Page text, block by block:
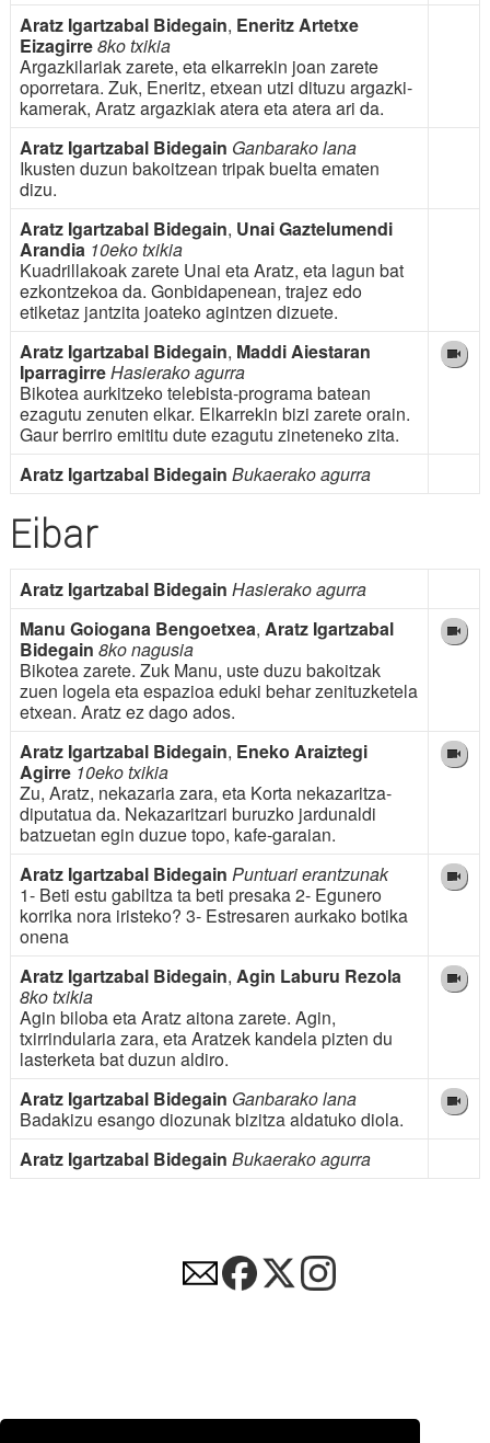
Aratz Igartzabal Bidegain, Eneritz Artetxe
Eizagirre8ko txikia
Argazkilariak zarete, eta elkarrekin joan zarete
oporretara. Zuk, Eneritz, etxean utzi dituzu argazki-
kamerak, Aratz argazkiak atera eta atera ari da.
Aratz Igartzabal Bidegain Ganbarako lana
Ikusten duzun bakoitzean tripak buelta ematen
dizu.
Aratz Igartzabal Bidegain, Unai Gaztelumendi
Arandia 10eko txikia
Kuadrillakoak zarete Unai eta Aratz, eta lagun bat
ezkontzekoa da. Gonbidapenean, trajez edo
etiketaz jantzita joateko agintzen dizuete.
Aratz Igartzabal Bidegain, Maddi Aiestaran
IparragirreHasierako agurra
Bikotea aurkitzeko telebista-programa batean
ezagutu zenuten elkar. Elkarrekin bizi zarete orain.
Gaur berriro emititu dute ezagutu zineteneko zita.
Aratz Igartzabal Bidegain Bukaerako agurra
Eibar
Aratz Igartzabal Bidegain Hasierako agurra
Manu Goiogana Bengoetxea, Aratz Igartzabal
Bidegain 8ko nagusia
Bikotea zarete. Zuk Manu, uste duzu bakoitzak
zuen logela eta espazioa eduki behar zenituzketela
etxean. Aratz ez dago ados.
Aratz Igartzabal Bidegain, Eneko Araiztegi
Agirre 10eko txikia
Zu, Aratz, nekazaria zara, eta Korta nekazaritza-
diputatua da. Nekazaritzari buruzko jardunaldi
batzuetan egin duzue topo, kafe-garaian.
Aratz Igartzabal Bidegain Puntuari erantzunak
1- Beti estu gabiltza ta beti presaka 2- Egunero
korrika nora iristeko? 3- Estresaren aurkako botika
onena
Aratz Igartzabal Bidegain, Agin Laburu Rezola
8ko txikia
Agin biloba eta Aratz aitona zarete. Agin,
txirrindularia zara, eta Aratzek kandela pizten du
lasterketa bat duzun aldiro.
Aratz Igartzabal Bidegain Ganbarako lana
Badakizu esango diozunak bizitza aldatuko diola.
Aratz Igartzabal Bidegain Bukaerako agurra